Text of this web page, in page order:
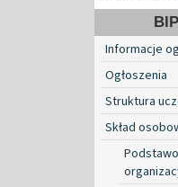
Informacje
Ogłoszenia
Struktura
Skład